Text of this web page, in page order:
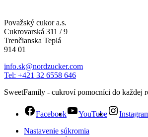
Považský cukor a.s.
Cukrovarská 311 / 9
Trenčianska Teplá
914 01
info.sk@nordzucker.com
Tel: +421 32 6558 646
SweetFamily - cukroví pomocníci do každej
Facebook YouTube
Nastavenie súkromia